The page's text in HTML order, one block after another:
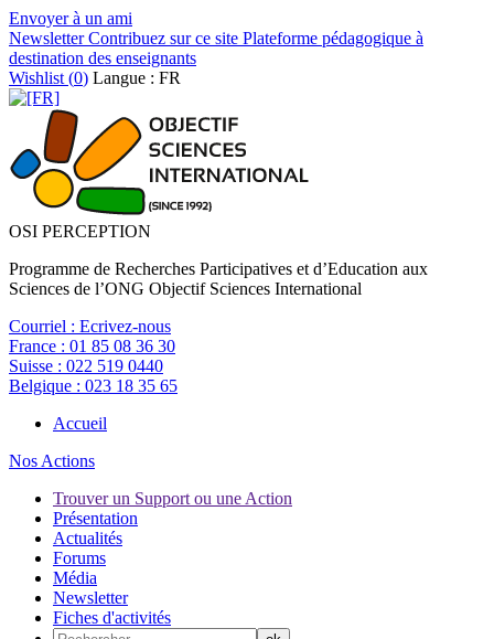
Envoyer à un ami
NewsletterContribuez sur ce site Plateforme pédagogique à
destination des enseignants
Wishlist (0) Langue : FR
OSI PERCEPTION
Programme de Recherches Participatives et d’Education aux
Sciences de l’ONG Objectif Sciences International
Courriel : Ecrivez-nous
France : 01 85 08 36 30
Suisse : 022 519 0440
Belgique : 023 18 35 65
Accueil
Nos Actions
Trouver un Support ou une Action
Présentation
Actualités
Forums
Média
Newsletter
Fiches d'activités